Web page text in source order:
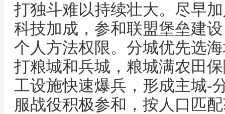
打独斗难以持续壮大。尽早
科技加成，参和联盟堡垒建
个人方法权限。分城优先选
打粮城和兵城，粮城满农田
工设施快速爆兵，形成主城-
服战役积极参和，按人口匹